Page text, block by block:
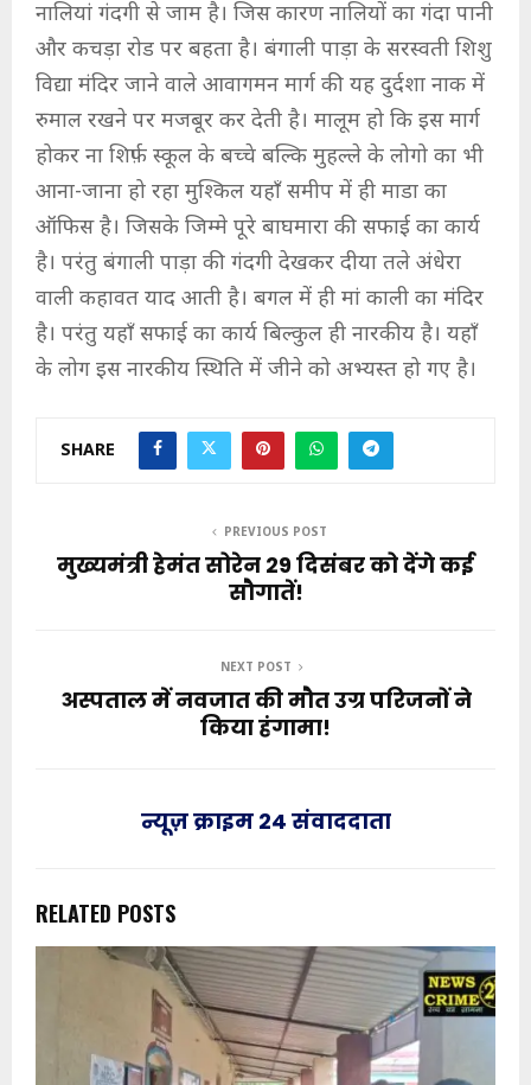
नालियां गंदगी से जाम है। जिस कारण नालियों का गंदा पानी
और कचड़ा रोड पर बहता है। बंगाली पाड़ा के सरस्वती शिशु
विद्या मंदिर जाने वाले आवागमन मार्ग की यह दुर्दशा नाक में
रुमाल रखने पर मजबूर कर देती है। मालूम हो कि इस मार्ग
होकर ना शिर्फ़ स्कूल के बच्चे बल्कि मुहल्ले के लोगो का भी
आना-जाना हो रहा मुश्किल यहाँ समीप में ही माडा का
ऑफिस है। जिसके जिम्मे पूरे बाघमारा की सफाई का कार्य
है। परंतु बंगाली पाड़ा की गंदगी देखकर दीया तले अंधेरा
वाली कहावत याद आती है। बगल में ही मां काली का मंदिर
है। परंतु यहाँ सफाई का कार्य बिल्कुल ही नारकीय है। यहाँ
के लोग इस नारकीय स्थिति में जीने को अभ्यस्त हो गए है।
SHARE
PREVIOUS POST
मुख्यमंत्री हेमंत सोरेन 29 दिसंबर को देंगे कई
सौगातें!
NEXT POST
अस्पताल में नवजात की मौत उग्र परिजनों ने
किया हंगामा!
न्यूज़ क्राइम 24 संवाददाता
RELATED POSTS